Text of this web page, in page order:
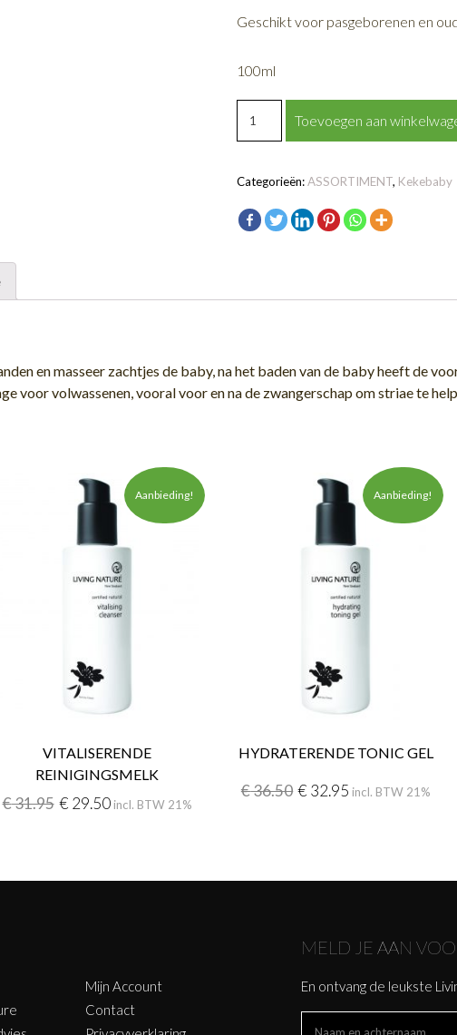
Geschikt voor pasgeborenen en
100ml
MASSAGE
aantal
Toevoegen aan
Categorieën:ASSORTIMENT, Kekebaby
en masseer zachtjes de baby, na het baden van de baby heeft de
voor volwassenen, vooral voor en na de zwangerschap om striae te
Aanbieding!
VITALISERENDE
REINIGINGSMELK
€31.95 € 29.50 incl. BTW 21%
Aanbieding!
HYDRATERENDE TONIC GEL
€36.50 € 32.95 incl. BTW 21%
Mijn Account
Contact
MELD JE AAN
En ontvang de leukste